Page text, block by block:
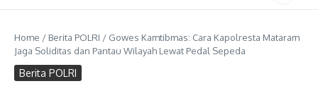
Home / Berita POLRI / Gowes Kamtibmas: Cara Kapolresta Mataram
Jaga Soliditas dan Pantau Wilayah Lewat Pedal Sepeda
Berita POLRI